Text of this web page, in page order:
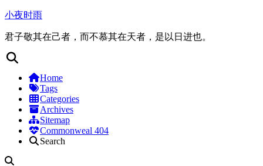
小夜时雨
君子敬其在己者，而不慕其在天者，是以日进也。
Home
Tags
Categories
Archives
Sitemap
Commonweal 404
Search